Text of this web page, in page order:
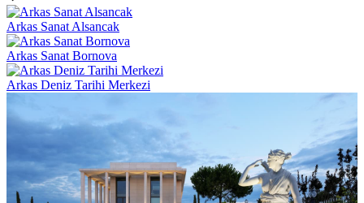
Arkas Sanat Alsancak
Arkas Sanat Bornova
Arkas Deniz Tarihi Merkezi